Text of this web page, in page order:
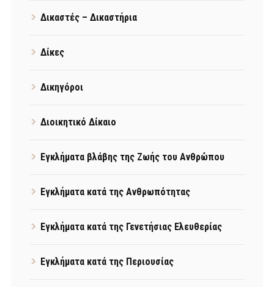
Δικαστές – Δικαστήρια
Δίκες
Δικηγόροι
Διοικητικό Δίκαιο
Εγκλήματα βλάβης της Ζωής του Ανθρώπου
Εγκλήματα κατά της Ανθρωπότητας
Εγκλήματα κατά της Γενετήσιας Ελευθερίας
Εγκλήματα κατά της Περιουσίας